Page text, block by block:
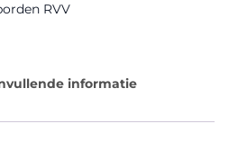
RVV
informatie